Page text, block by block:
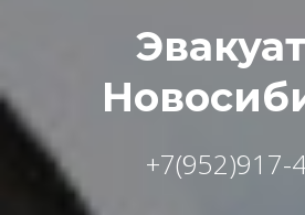
+7(952)917-